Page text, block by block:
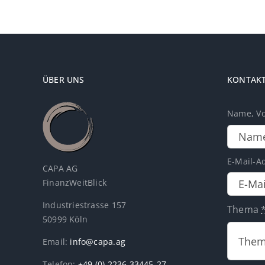
ÜBER UNS
CAPA AG
FinanzWeitBlick
Industriestrasse 157
50999 Köln
Email: info@capa.ag
Name,
E-Mail-
Thema *